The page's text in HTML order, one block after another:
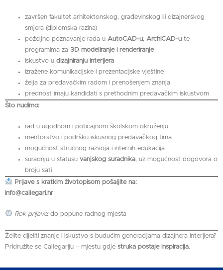
završen fakultet arhitektonskog, građevinskog ili dizajnerskog
smjera (diplomska razina)
poželjno poznavanje rada u AutoCAD-u, ArchiCAD-u te
programima za 3D modeliranje i renderiranje
iskustvo u dizajniranju interijera
izražene komunikacijske i prezentacijske vještine
želja za predavačkim radom i prenošenjem znanja
prednost imaju kandidati s prethodnim predavačkim iskustvom
Što nudimo:
rad u ugodnom i poticajnom školskom okruženju
mentorstvo i podršku iskusnog predavačkog tima
mogućnost stručnog razvoja i internih edukacija
suradnju u statusu vanjskog suradnika, uz mogućnost dogovora o
broju sati
Prijave s kratkim životopisom pošaljite na:
info@callegari.hr
Rok prijave:do popune radnog mjesta
Želite dijeliti znanje i iskustvo s budućim generacijama dizajnera interijera?
Pridružite se Callegariju – mjestu gdje struka postaje inspiracija.